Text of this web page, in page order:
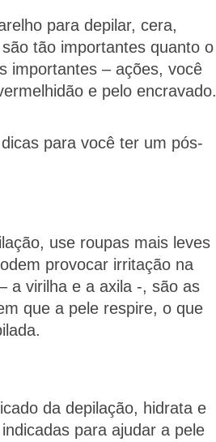
para depilar, cera,
tão importantes quanto o
importantes – ações, você
e pelo encravado.
para você ter um pós-
use roupas mais leves
provocar irritação na
a virilha e a axila -, são as
que a pele respire, o que
da depilação, hidrata e
para ajudar a pele